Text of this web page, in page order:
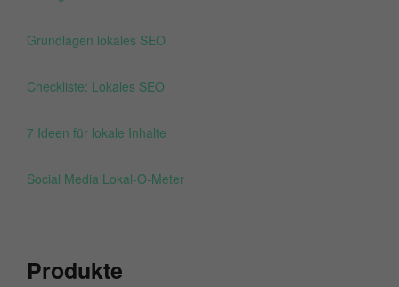
Grundlagen lokales SEO
Checkliste: Lokales SEO
7 Ideen für lokale Inhalte
Social Media Lokal-O-Meter
Produkte